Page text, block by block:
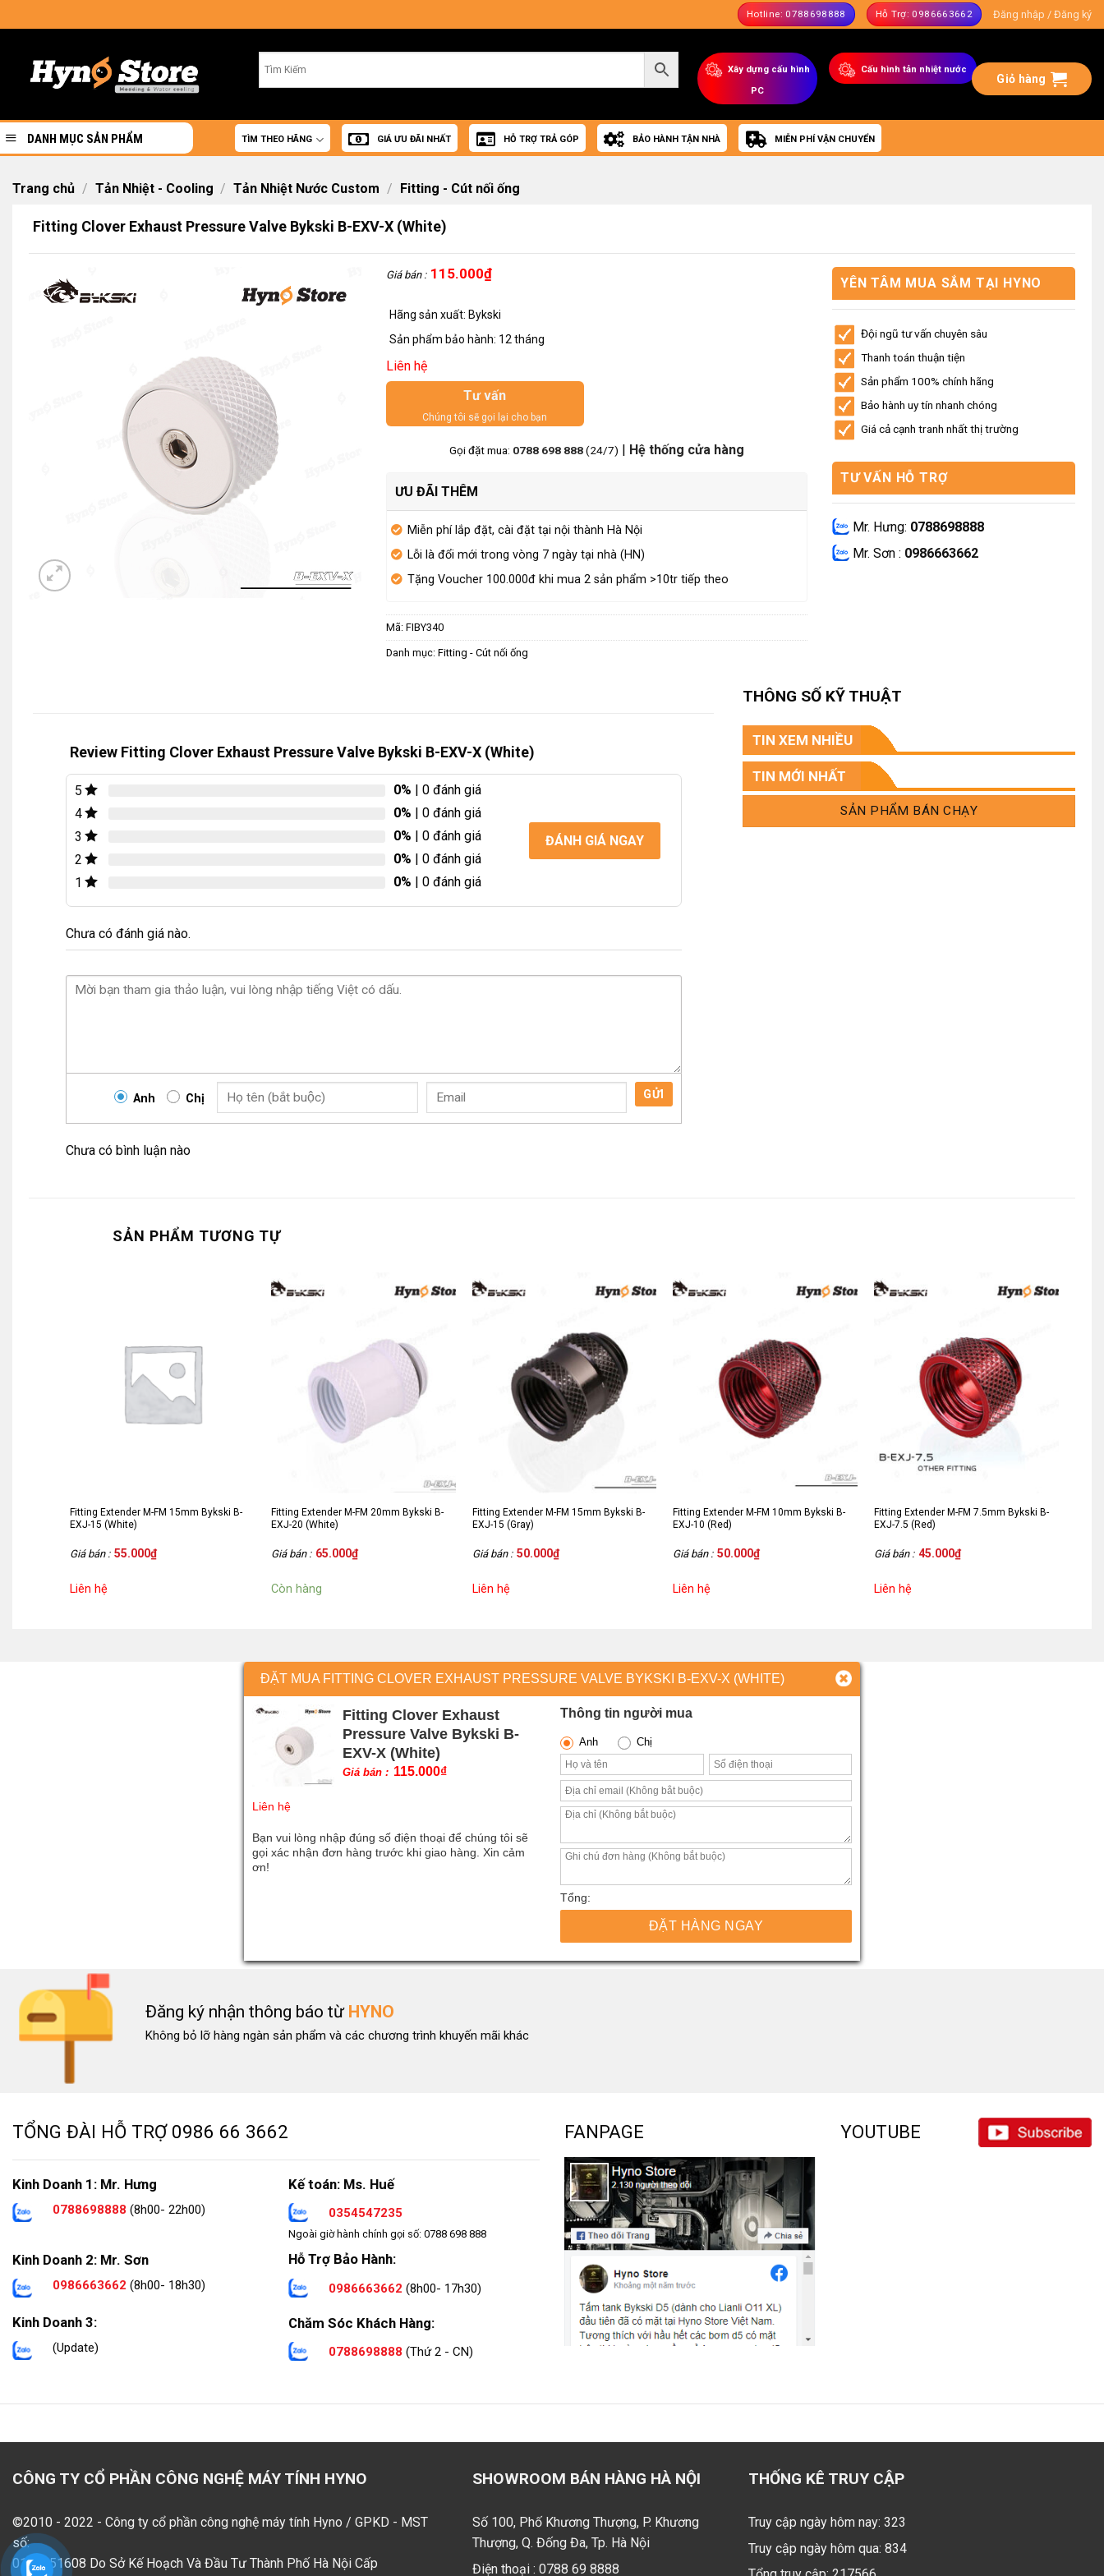
to
Hotline: 0788698888 Hỗ Trợ: 0986663662 Đăng nhập / Đăng ký
Xây dựng cấu hình
PC
Cấu hình tản nhiệt nước
Giỏ hàng
DANH MỤC SẢN PHẨM TÌM THEO HÃNG GIÁ ƯU ĐÃI NHẤT HỖ TRỢ TRẢ GÓP BẢO HÀNH TẬN NHÀ MIỄN PHÍ VẬN CHUYỂN
Trang chủ / Tản Nhiệt - Cooling / Tản Nhiệt Nước Custom / Fitting - Cút nối ống
Fitting Clover Exhaust Pressure Valve Bykski B-EXV-X (White)
Giá bán : 115.000₫
Hãng sản xuất: Bykski
Sản phẩm bảo hành: 12 tháng
Liên hệ
Tư vấn
Chúng tôi sẽ gọi lại cho bạn
Gọi đặt mua: 0788 698 888(24/7) Hệ thống cửa hàng
ƯU ĐÃI THÊM
Miễn phí lắp đặt, cài đặt tại nội thành Hà Nội
Lỗi là đổi mới trong vòng 7 ngày tại nhà (HN)
Tặng Voucher 100.000đ khi mua 2 sản phẩm >10tr tiếp theo
Mã: FIBY340
Danh mục: Fitting - Cút nối ống
YÊN TÂM MUA SẮM TẠI HYNO
Đội ngũ tư vấn chuyên sâu
Thanh toán thuận tiện
Sản phẩm 100% chính hãng
Bảo hành uy tín nhanh chóng
Giá cả cạnh tranh nhất thị trường
TƯ VẤN HỖ TRỢ
Mr. Hưng: 0788698888
Mr. Sơn : 0986663662
Review Fitting Clover Exhaust Pressure Valve Bykski B-EXV-X (White)
5 0% | 0 đánh giá
4
0% | 0 đánh giá
3
0% | 0 đánh giá
2
0% | 0 đánh giá
1
0% | 0 đánh giá
ĐÁNH GIÁ NGAY
Chưa có đánh giá nào.
Anh Chị GỬI
Chưa có bình luận nào
THÔNG SỐ KỸ THUẬT
TIN XEM NHIỀU
TIN MỚI NHẤT
SẢN PHẨM BÁN CHẠY
SẢN PHẨM TƯƠNG TỰ
Fitting Extender M-FM 15mm Bykski B-
EXJ-15 (White)
Giá bán : 55.000₫
Liên hệ
Fitting Extender M-FM 20mm Bykski B-
EXJ-20 (White)
Giá bán : 65.000₫
Còn hàng
Fitting Extender M-FM 15mm Bykski B-
EXJ-15 (Gray)
Giá bán : 50.000₫
Liên hệ
Fitting Extender M-FM 10mm Bykski B-
EXJ-10 (Red)
Giá bán : 50.000₫
Liên hệ
Fitting Extender M-FM 7.5mm Bykski B-
EXJ-7.5 (Red)
Giá bán : 45.000₫
Liên hệ
ĐẶT MUA FITTING CLOVER EXHAUST PRESSURE VALVE BYKSKI B-EXV-X (WHITE)
Fitting Clover Exhaust
Pressure Valve Bykski B-
EXV-X (White)
Giá bán : 115.000₫
Liên hệ
Bạn vui lòng nhập đúng số điện thoại để chúng tôi sẽ
gọi xác nhận đơn hàng trước khi giao hàng. Xin cảm
ơn!
Thông tin người mua
Anh Chị
Tổng:
ĐẶT HÀNG NGAY
Đăng ký nhận thông báo từ HYNO
Không bỏ lỡ hàng ngàn sản phẩm và các chương trình khuyến mãi khác
TỔNG ĐÀI HỖ TRỢ 0986 66 3662
Kinh Doanh 1: Mr. Hưng
0788698888 (8h00- 22h00)
Kinh Doanh 2: Mr. Sơn
0986663662 (8h00- 18h30)
Kinh Doanh 3:
(Update)
Kế toán: Ms. Huế
0354547235
Ngoài giờ hành chính gọi số: 0788 698 888
Hỗ Trợ Bảo Hành:
0986663662 (8h00- 17h30)
Chăm Sóc Khách Hàng:
0788698888 (Thứ 2 - CN)
FANPAGE YOUTUBE
CÔNG TY CỔ PHẦN CÔNG NGHỆ MÁY TÍNH HYNO
©2010 - 2022 - Công ty cổ phần công nghệ máy tính Hyno / GPKD - MST
số:
0109551608 Do Sở Kế Hoạch Và Đầu Tư Thành Phố Hà Nội Cấp
SHOWROOM BÁN HÀNG HÀ NỘI
Số 100, Phố Khương Thượng, P. Khương
Thượng, Q. Đống Đa, Tp. Hà Nội
Điện thoại : 0788 69 8888
THỐNG KÊ TRUY CẬP
Truy cập ngày hôm nay: 323
Truy cập ngày hôm qua: 834